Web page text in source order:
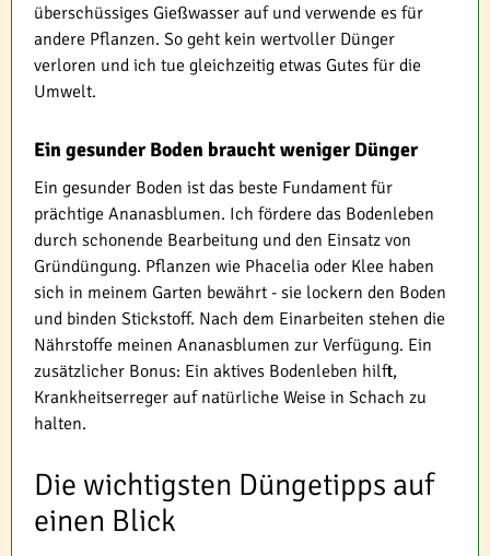
überschüssiges Gießwasser auf und verwende es für
andere Pflanzen. So geht kein wertvoller Dünger
verloren und ich tue gleichzeitig etwas Gutes für die
Umwelt.
Ein gesunder Boden braucht weniger Dünger
Ein gesunder Boden ist das beste Fundament für
prächtige Ananasblumen. Ich fördere das Bodenleben
durch schonende Bearbeitung und den Einsatz von
Gründüngung. Pflanzen wie Phacelia oder Klee haben
sich in meinem Garten bewährt - sie lockern den Boden
und binden Stickstoff. Nach dem Einarbeiten stehen die
Nährstoffe meinen Ananasblumen zur Verfügung. Ein
zusätzlicher Bonus: Ein aktives Bodenleben hilft,
Krankheitserreger auf natürliche Weise in Schach zu
halten.
Die wichtigsten Düngetipps auf
einen Blick